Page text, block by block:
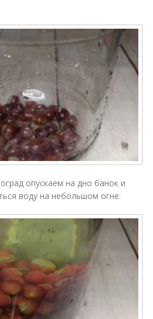
опускаем на дно банок и
воду на небольшом огне.